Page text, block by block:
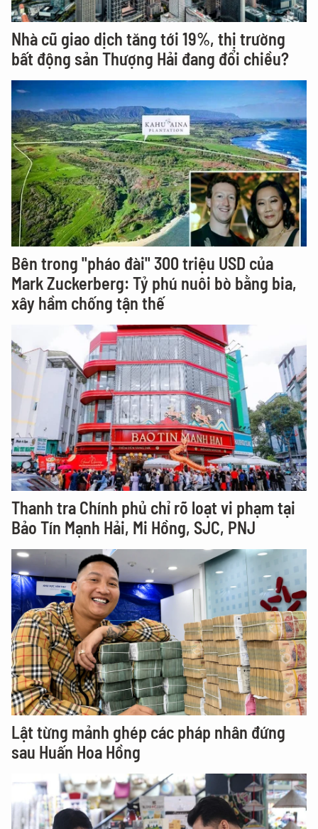
Nhà cũ giao dịch tăng tới 19%, thị trường
bất động sản Thượng Hải đang đổi chiều?
Bên trong "pháo đài" 300 triệu USD của
Mark Zuckerberg: Tỷ phú nuôi bò bằng bia,
xây hầm chống tận thế
Thanh tra Chính phủ chỉ rõ loạt vi phạm tại
Bảo Tín Mạnh Hải, Mi Hồng, SJC, PNJ
Lật từng mảnh ghép các pháp nhân đứng
sau Huấn Hoa Hồng